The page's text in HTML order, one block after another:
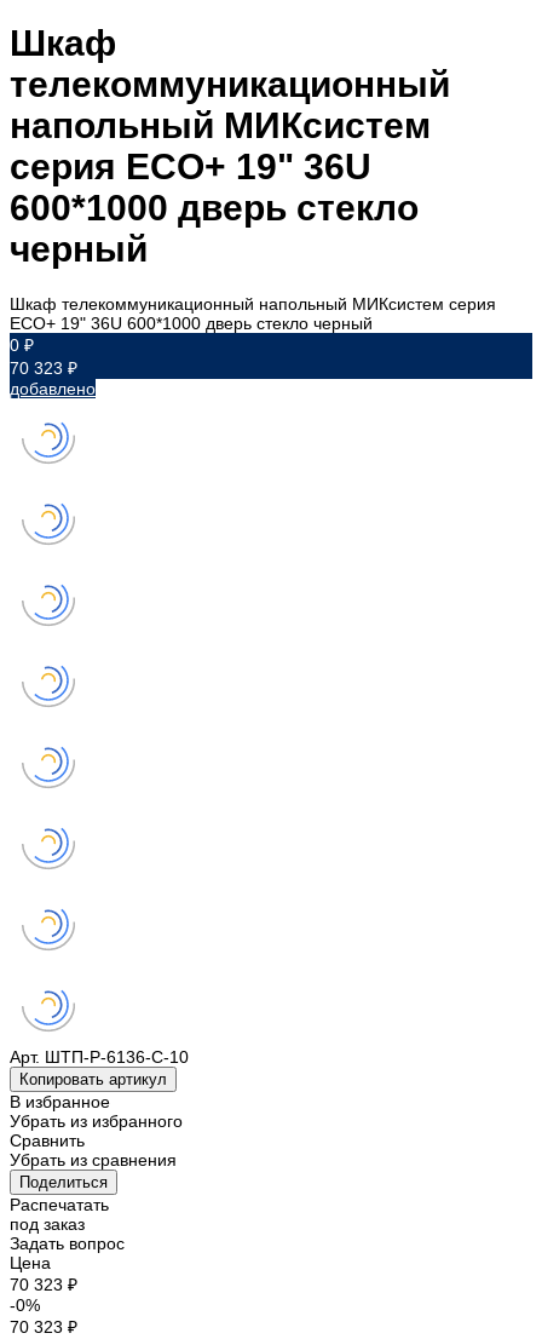
Шкаф
телекоммуникационный
напольный МИКсистем
серия ECO+ 19" 36U
600*1000 дверь стекло
черный
Шкаф телекоммуникационный напольный МИКсистем серия
ECO+ 19" 36U 600*1000 дверь стекло черный
0 ₽
70 323 ₽
добавлено
Арт. ШТП-Р-6136-С-10
Копировать артикул
В избранное
Убрать из избранного
Сравнить
Убрать из сравнения
Поделиться
Распечатать
под заказ
Задать вопрос
Цена
70 323 ₽
-0%
70 323 ₽